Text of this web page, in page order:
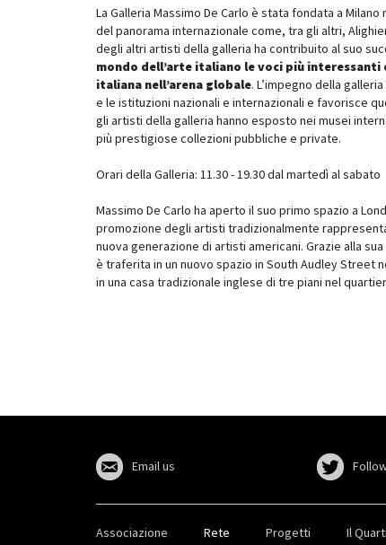
La Galleria Massimo De Carlo è stata fondata a
del panorama internazionale come, tra gli altri,
degli altri artisti della galleria ha contribuito al suo
mondo dell’arte italiano le voci più
italiana nell’arena globale. L’impegno della
e le istituzioni nazionali e internazionali e favorisce
gli artisti della galleria hanno esposto nei musei
più prestigiose collezioni pubbliche e private.
Orari della Galleria: 11.30 - 19.30 dal martedì al sabato
Massimo De Carlo ha aperto il suo primo spazio a
promozione degli artisti tradizionalmente
nuova generazione di artisti americani. Grazie alla
è traferita in un nuovo spazio in South Audley Street
in una casa tradizionale inglese di tre piani nel
Email us
Associazione Rete Progetti Il